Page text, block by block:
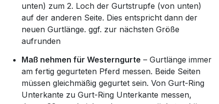
unten) zum 2. Loch der Gurtstrupfe (von unten)
auf der anderen Seite. Dies entspricht dann der
neuen Gurtlänge. ggf. zur nächsten Größe
aufrunden
Maß nehmen für Westerngurte – Gurtlänge immer
am fertig gegurteten Pferd messen. Beide Seiten
müssen gleichmäßig gegurtet sein. Von Gurt-Ring
Unterkante zu Gurt-Ring Unterkante messen,